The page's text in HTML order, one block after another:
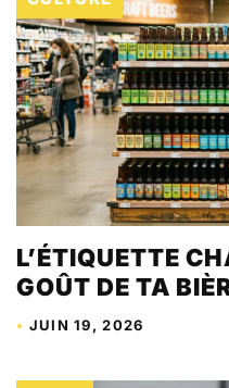
L’ÉTIQUETTE
GOÛT DE TA
• JUIN 19, 2026